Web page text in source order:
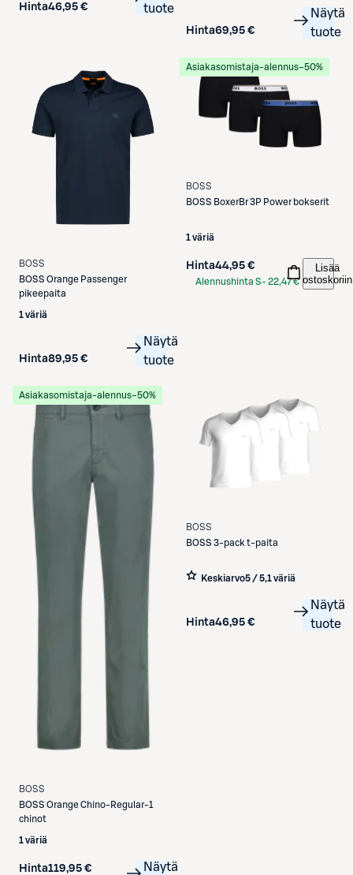
Hinta46,95 €
tuote
Hinta69,95 €
Näytä
tuote
BOSS
BOSS Orange Passenger
pikeepaita
1 väriä
Hinta89,95 €
Näytä
tuote
Asiakasomistaja-alennus−50%
BOSS
BOSS BoxerBr 3P Power bokserit
1 väriä
Hinta44,95 €
Alennushinta S-22,47 €
Lisää
ostoskoriin
Asiakasomistaja-alennus−50%
BOSS
BOSS Orange Chino-Regular-1
chinot
1 väriä
Hinta119,95 €
Näytä
BOSS
BOSS 3-pack t-paita
Keskiarvo5 / 5,1 väriä
Hinta46,95 €
Näytä
tuote